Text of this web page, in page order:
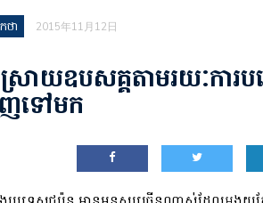
ថា 2015年11月12日
រាយឧបសគ្គតាមរយៈការ
ទៅមក